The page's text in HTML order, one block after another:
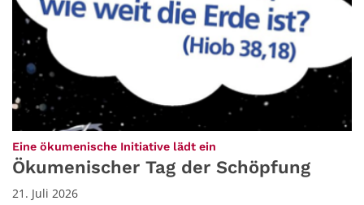
Eine ökumenische Initiative lädt ein
Ökumenischer Tag der Schöpfung
21. Juli 2026